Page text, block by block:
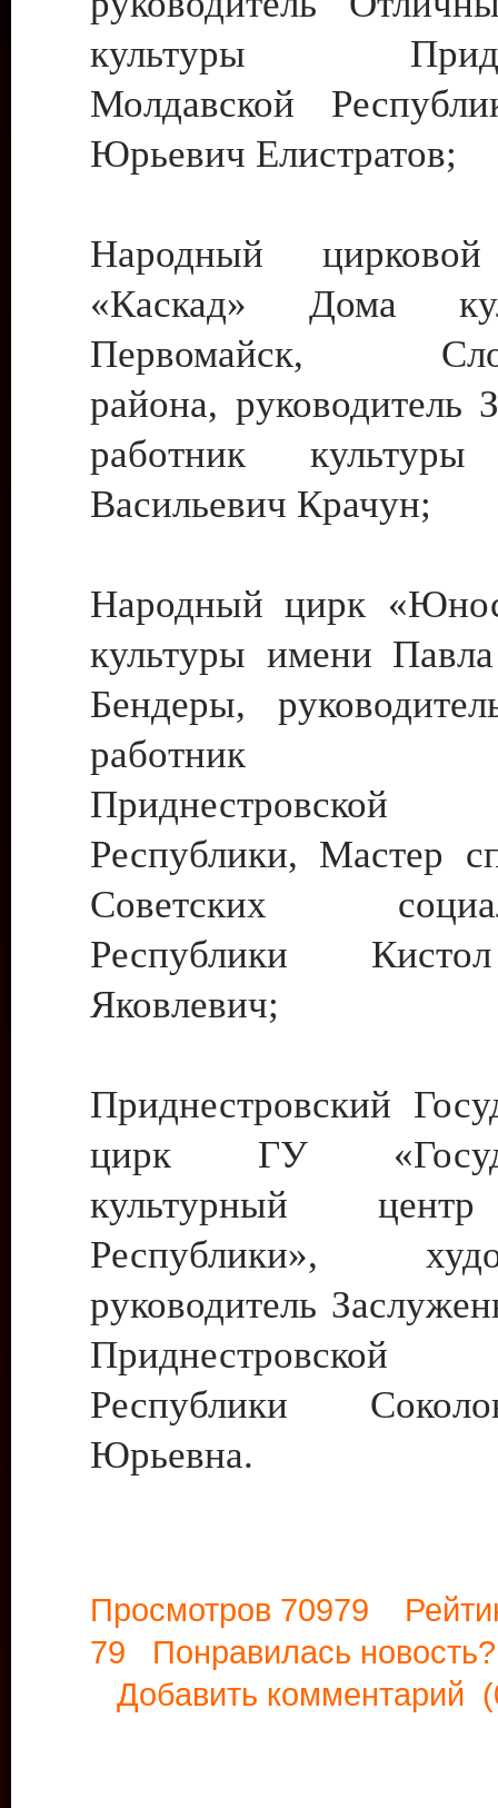
культуры
Молдавской
Юрьевич Елистратов;
Народный цирковой
«Каскад» Дома
Первомайск,
района, руководитель
работник культуры
Васильевич Крачун;
Народный цирк
культуры имени
Бендеры,
работник
Приднестровской
Республики, Мастер
Советских
Республики
Яковлевич;
Приднестровский
цирк ГУ
культурный
Республики»,
руководитель
Приднестровской
Республики
Юрьевна.
Просмотров 70979
79 Понравилась
Добавить комментарий